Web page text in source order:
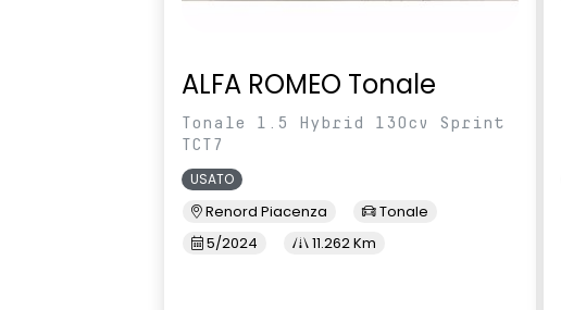
ALFA ROMEO Tonale
Tonale 1.5 Hybrid 130cv Sprint
TCT7
USATO
Renord Piacenza
Tonale
5/2024
11.262 Km